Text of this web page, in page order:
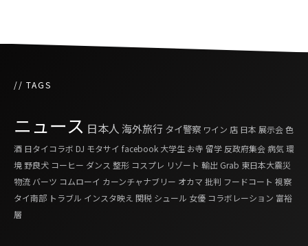
// TAGS
ニュース 日本人海外旅行 タイ警察 ワイン 店 日本 展示会色
酒 日タイコラボ DJ モタサイ facebook 大学生 お寺 留学 反政府集会病気 環
境 野良犬 コーヒー ダンス 整形 コスプレ リゾート 輸出 Grab 東日本大震災
物流 バーツ コムローイ カーンチャナブリー オカマ 批判 フードコート 視察
タイ南部 トラブル インスタ映え 関税 シュール 女優 コラボレーション 富裕
層